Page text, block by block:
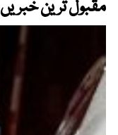
مقبول ترین خبریں